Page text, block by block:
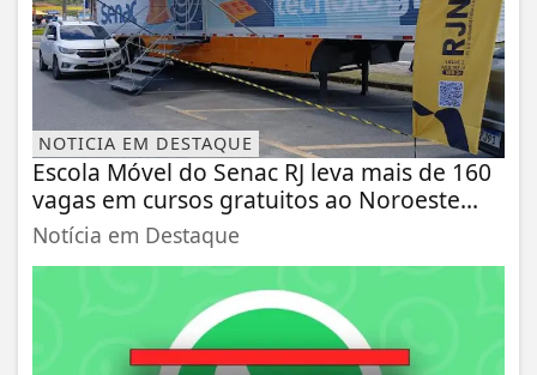
NOTICIA EM DESTAQUE
Escola Móvel do Senac RJ leva mais de 160
vagas em cursos gratuitos ao Noroeste...
Notícia em Destaque